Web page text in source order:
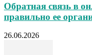
Обратная связь в
правильно ее
26.06.2026